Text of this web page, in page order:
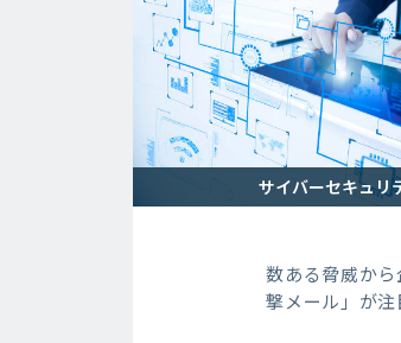
サイバーセキュリ
数ある脅威か
撃メール」が注